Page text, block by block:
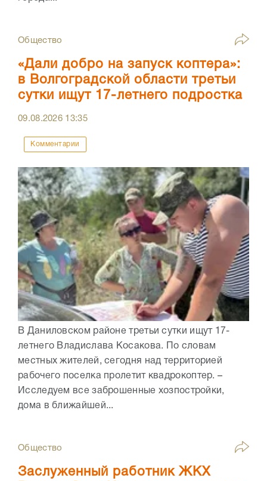
Общество
«Дали добро на запуск коптера»:
в Волгоградской области третьи
сутки ищут 17-летнего подростка
09.08.2026 13:35
Комментарии
В Даниловском районе третьи сутки ищут 17-
летнего Владислава Косакова. По словам
местных жителей, сегодня над территорией
рабочего поселка пролетит квадрокоптер. –
Исследуем все заброшенные хозпостройки,
дома в ближайшей...
Общество
Заслуженный работник ЖКХ